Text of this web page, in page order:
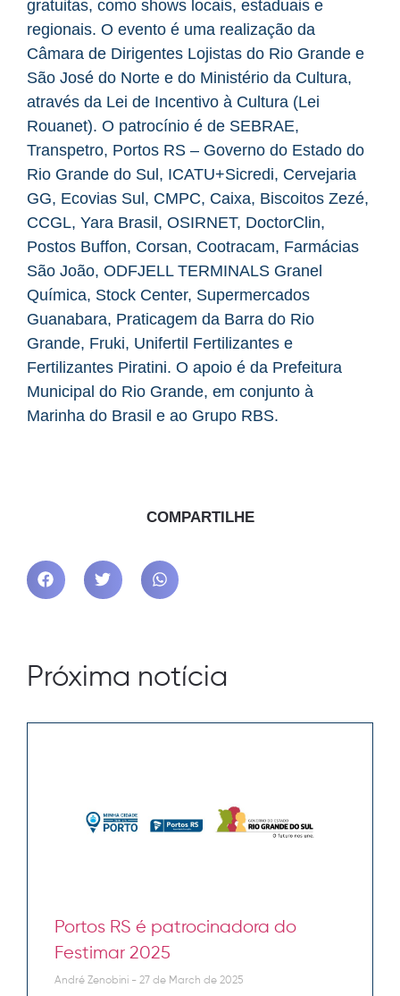
gratuitas, como shows locais, estaduais e
regionais. O evento é uma realização da
Câmara de Dirigentes Lojistas do Rio Grande e
São José do Norte e do Ministério da Cultura,
através da Lei de Incentivo à Cultura (Lei
Rouanet). O patrocínio é de SEBRAE,
Transpetro, Portos RS – Governo do Estado do
Rio Grande do Sul, ICATU+Sicredi, Cervejaria
GG, Ecovias Sul, CMPC, Caixa, Biscoitos Zezé,
CCGL, Yara Brasil, OSIRNET, DoctorClin,
Postos Buffon, Corsan, Cootracam, Farmácias
São João, ODFJELL TERMINALS Granel
Química, Stock Center, Supermercados
Guanabara, Praticagem da Barra do Rio
Grande, Fruki, Unifertil Fertilizantes e
Fertilizantes Piratini. O apoio é da Prefeitura
Municipal do Rio Grande, em conjunto à
Marinha do Brasil e ao Grupo RBS.
COMPARTILHE
Próxima notícia
Portos RS é patrocinadora do
Festimar 2025
André Zenobini 27 de March de 2025